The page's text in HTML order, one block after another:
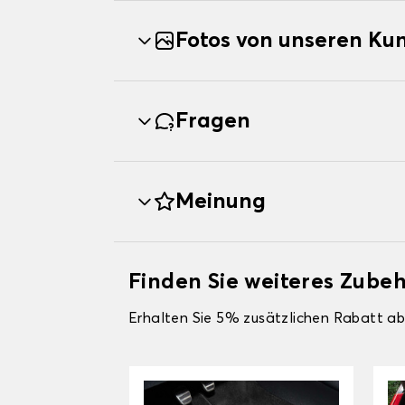
Fotos von unseren
Fragen
Meinung
Finden Sie weiteres
Erhalten Sie 5% zusätzlichen Rabatt